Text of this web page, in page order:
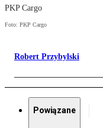
PKP Cargo
Foto: PKP Cargo
Robert Przybylski
Powiązane